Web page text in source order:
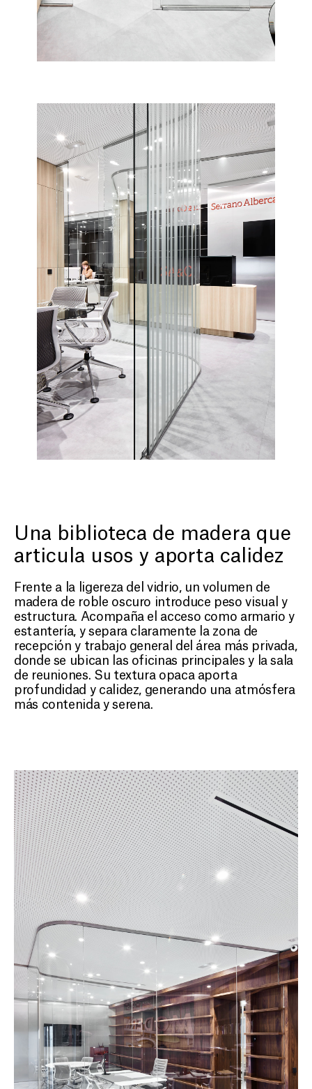
Una biblioteca de madera que
articula usos y aporta calidez
Frente a la ligereza del vidrio, un volumen de
madera de roble oscuro introduce peso visual y
estructura. Acompaña el acceso como armario y
estantería, y separa claramente la zona de
recepción y trabajo general del área más privada,
donde se ubican las oficinas principales y la sala
de reuniones. Su textura opaca aporta
profundidad y calidez, generando una atmósfera
más contenida y serena.